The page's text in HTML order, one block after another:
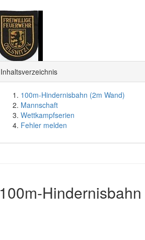
Inhaltsverzeichnis
100m-Hindernisbahn (2m Wand)
Mannschaft
Wettkampfserien
Fehler melden
100m-